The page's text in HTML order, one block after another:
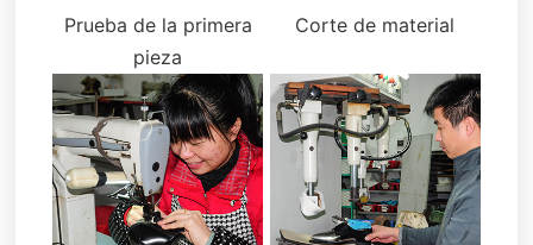
Prueba de la primera
pieza
Corte de material